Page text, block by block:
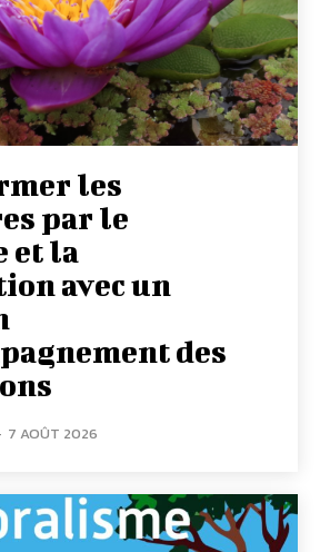
les
par le
et la
avec un
des
7 AOÛT 2026